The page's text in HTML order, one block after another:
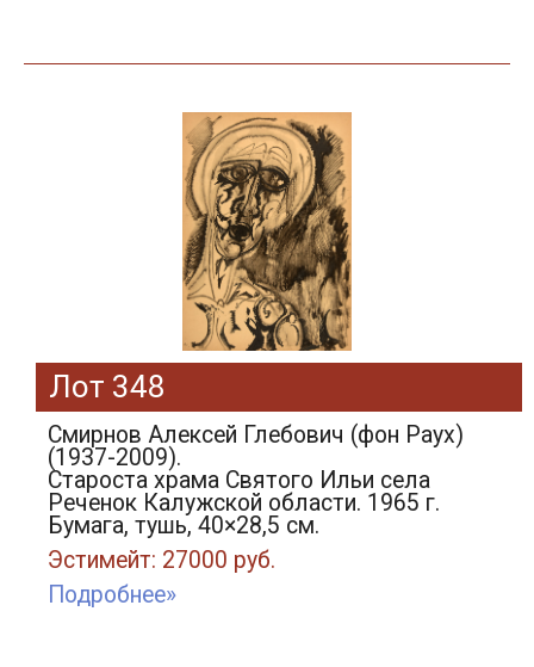
Лот 348
Смирнов Алексей Глебович (фон Раух)
(1937-2009).
Староста храма Святого Ильи села
Реченок Калужской области. 1965 г.
Бумага, тушь, 40×28,5 см.
Эстимейт: 27000 руб.
Подробнее»